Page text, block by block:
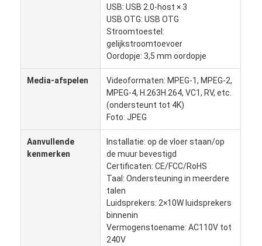
Neem contact met ons op
Digitaal LCD-signaal voor binnenruimtes
Openluchtlcd Digitale Signage
vloer die lcd digitale signage bevinden zich
USB: USB 2.0-host × 3
USB OTG: USB OTG
Stroomtoestel:
gelijkstroomtoevoer
Oordopje: 3,5 mm oordopje
Media-afspelen
Videoformaten: MPEG-1, MPEG-2,
MPEG-4, H.263H.264, VC1, RV, etc.
(ondersteunt tot 4K)
Foto: JPEG
Aanvullende
kenmerken
Installatie: op de vloer staan/op
de muur bevestigd
Certificaten: CE/FCC/RoHS
Taal: Ondersteuning in meerdere
talen
Luidsprekers: 2×10W luidsprekers
binnenin
Vermogenstoename: AC110V tot
240V